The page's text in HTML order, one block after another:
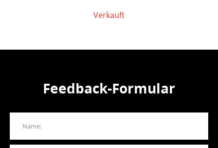
Verkauft
Feedback-Formular